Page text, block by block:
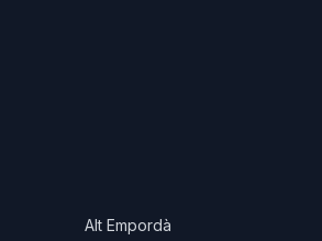
Alt Empordà